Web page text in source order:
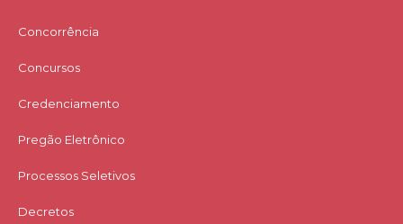
Concorrência
Concursos
Credenciamento
Pregão Eletrônico
Processos Seletivos
Decretos